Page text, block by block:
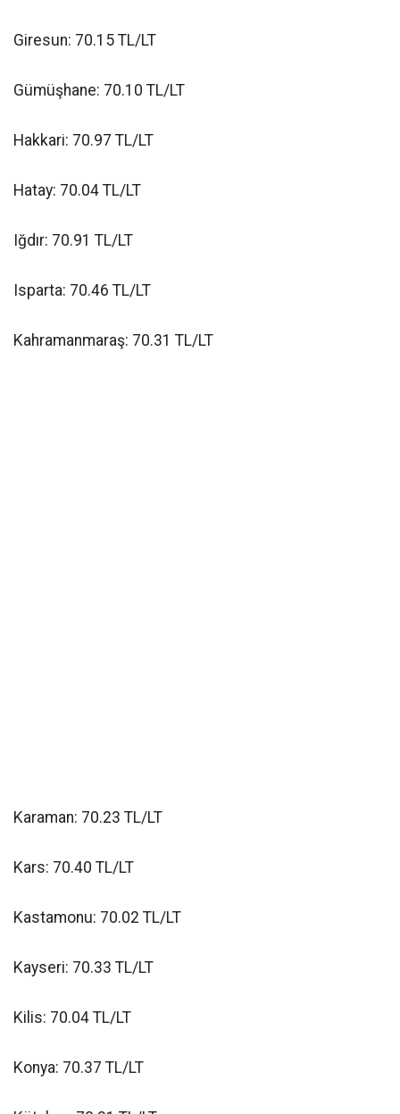
Giresun: 70.15 TL/LT
Gümüşhane: 70.10 TL/LT
Hakkari: 70.97 TL/LT
Hatay: 70.04 TL/LT
Iğdır: 70.91 TL/LT
Isparta: 70.46 TL/LT
Kahramanmaraş: 70.31 TL/LT
Karaman: 70.23 TL/LT
Kars: 70.40 TL/LT
Kastamonu: 70.02 TL/LT
Kayseri: 70.33 TL/LT
Kilis: 70.04 TL/LT
Konya: 70.37 TL/LT